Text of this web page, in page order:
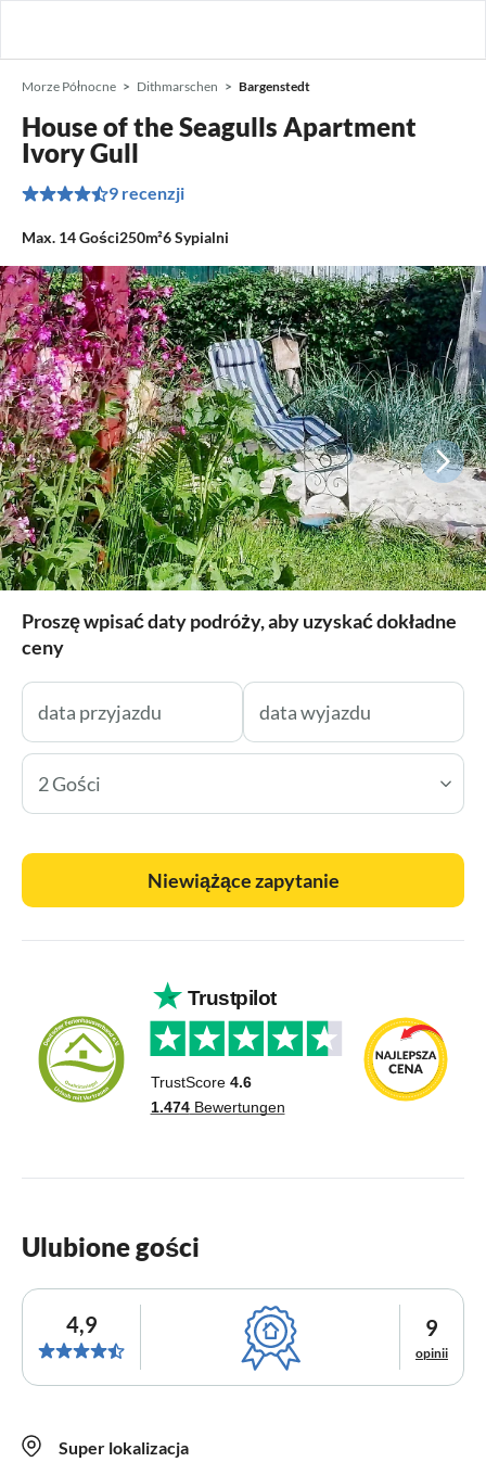
Morze Północne Dithmarschen Bargenstedt
House of the Seagulls Apartment
Ivory Gull
9 recenzji
Max. 14Gości250m²6Sypialni
Proszę wpisać daty podróży, aby uzyskać dokładne
ceny
2 Gości
Niewiążące zapytanie
Ulubione gości
4,9 9
opinii
Super lokalizacja